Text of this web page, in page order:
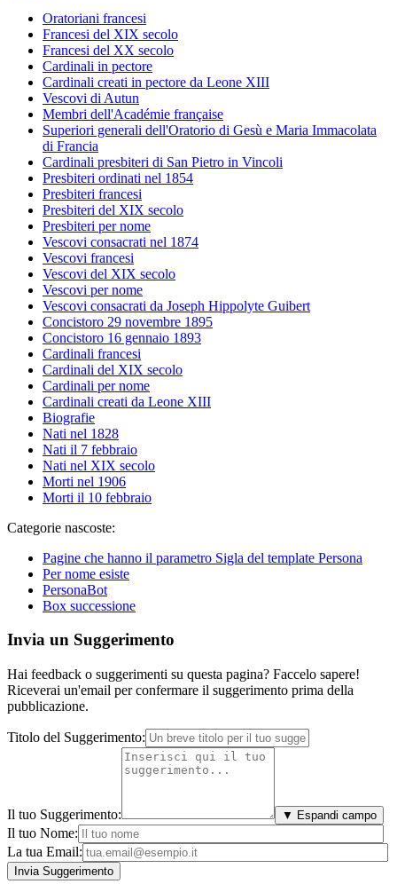
Oratoriani francesi
Francesi del XIX secolo
Francesi del XX secolo
Cardinali in pectore
Cardinali creati in pectore da Leone XIII
Vescovi di Autun
Membri dell'Académie française
Superiori generali dell'Oratorio di Gesù e Maria Immacolata
di Francia
Cardinali presbiteri di San Pietro in Vincoli
Presbiteri ordinati nel 1854
Presbiteri francesi
Presbiteri del XIX secolo
Presbiteri per nome
Vescovi consacrati nel 1874
Vescovi francesi
Vescovi del XIX secolo
Vescovi per nome
Vescovi consacrati da Joseph Hippolyte Guibert
Concistoro 29 novembre 1895
Concistoro 16 gennaio 1893
Cardinali francesi
Cardinali del XIX secolo
Cardinali per nome
Cardinali creati da Leone XIII
Biografie
Nati nel 1828
Nati il 7 febbraio
Nati nel XIX secolo
Morti nel 1906
Morti il 10 febbraio
Categorie nascoste:
Pagine che hanno il parametro Sigla del template Persona
Per nome esiste
PersonaBot
Box successione
Invia un Suggerimento
Hai feedback o suggerimenti su questa pagina? Faccelo sapere!
Riceverai un'email per confermare il suggerimento prima della
pubblicazione.
Titolo del Suggerimento:
Il tuo Suggerimento: ▼ Espandi campo
Il tuo Nome:
La tua Email: